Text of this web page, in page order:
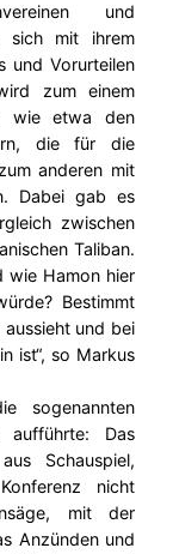
und
sich mit ihrem
und Vorurteilen
zum einem
wie etwa den
die für die
anderen mit
Dabei gab es
zwischen
Taliban.
wie Hamon hier
Bestimmt
und bei
ist“, so Markus
sogenannten
aufführte: Das
Schauspiel,
nicht
mit der
Anzünden und